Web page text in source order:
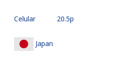
Celular ⁦20.5p⁩
Japan